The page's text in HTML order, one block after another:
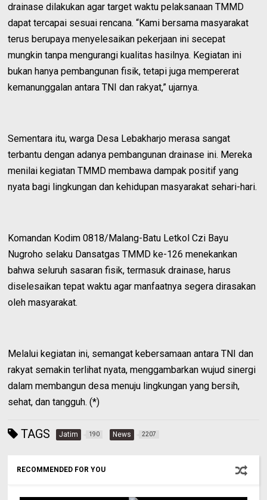
drainase dilakukan agar target waktu pelaksanaan TMMD
dapat tercapai sesuai rencana. “Kami bersama masyarakat
terus berupaya menyelesaikan pekerjaan ini secepat
mungkin tanpa mengurangi kualitas hasilnya. Kegiatan ini
bukan hanya pembangunan fisik, tetapi juga mempererat
kemanunggalan antara TNI dan rakyat,” ujarnya.
Sementara itu, warga Desa Lebakharjo merasa sangat
terbantu dengan adanya pembangunan drainase ini. Mereka
menilai kegiatan TMMD membawa dampak positif yang
nyata bagi lingkungan dan kehidupan masyarakat sehari-hari.
Komandan Kodim 0818/Malang-Batu Letkol Czi Bayu
Nugroho selaku Dansatgas TMMD ke-126 menekankan
bahwa seluruh sasaran fisik, termasuk drainase, harus
diselesaikan tepat waktu agar manfaatnya segera dirasakan
oleh masyarakat.
Melalui kegiatan ini, semangat kebersamaan antara TNI dan
rakyat semakin terlihat nyata, menggambarkan wujud sinergi
dalam membangun desa menuju lingkungan yang bersih,
sehat, dan tangguh. (*)
TAGS Jatim 190 News 2207
RECOMMENDED FOR YOU